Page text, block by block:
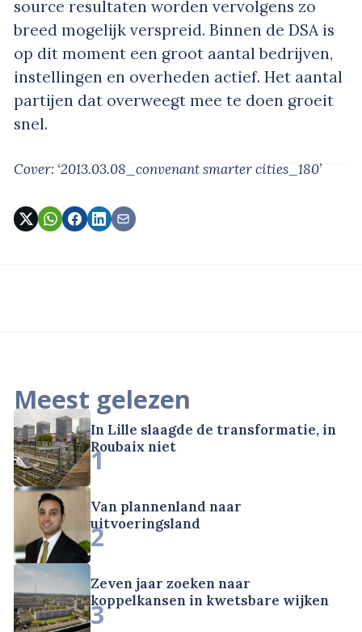
source resultaten worden vervolgens zo
breed mogelijk verspreid. Binnen de DSA is
op dit moment een groot aantal bedrijven,
instellingen en overheden actief. Het aantal
partijen dat overweegt mee te doen groeit
snel.
Cover: ‘2013.03.08_convenant smarter cities_180’
Meest gelezen
In Lille slaagde de transformatie, in
Roubaix niet
1
Van plannenland naar
uitvoeringsland
2
Zeven jaar zoeken naar
koppelkansen in kwetsbare wijken
3